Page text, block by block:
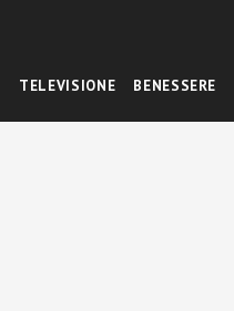
TELEVISIONE BENESSERE